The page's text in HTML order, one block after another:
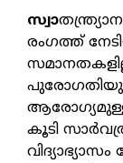
സ്വാ
രംഗത്ത്
കൂടി